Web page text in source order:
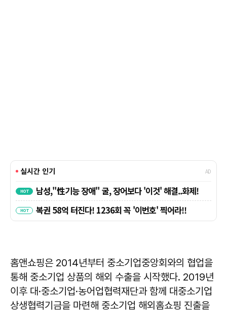
홈앤쇼핑은 2014년부터 중소기업중앙회와의 협업을
통해 중소기업 상품의 해외 수출을 시작했다. 2019년
이후 대·중소기업·농어업협력재단과 함께 대중소기업
상생협력기금을 마련해 중소기업 해외홈쇼핑 진출을